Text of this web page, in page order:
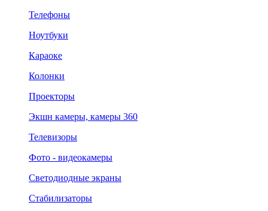
Телефоны
Ноутбуки
Караоке
Колонки
Проекторы
Экшн камеры, камеры 360
Телевизоры
Фото - видеокамеры
Светодиодные экраны
Стабилизаторы